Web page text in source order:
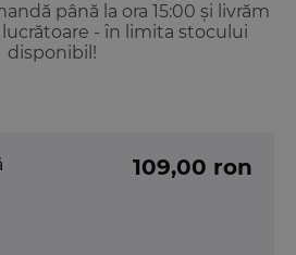
până la ora 15:00 și livrăm
- în limita stocului
disponibil!
109,00 ron